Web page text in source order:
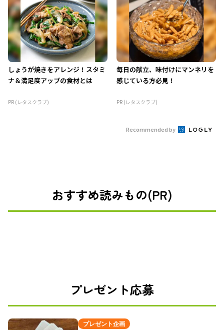
しょうが焼きをアレンジ！スタミ
ナ＆満足度アップの食材とは
PR (レタスクラブ)
毎日の献立、味付けにマンネリを
感じている方必見！
PR (レタスクラブ)
Recommended by
おすすめ読みもの(PR)
プレゼント応募
プレゼント企画